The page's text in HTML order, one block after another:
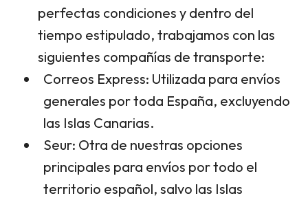
perfectas condiciones y dentro del
tiempo estipulado, trabajamos con las
siguientes compañías de transporte:
Correos Express: Utilizada para envíos
generales por toda España, excluyendo
las Islas Canarias.
Seur: Otra de nuestras opciones
principales para envíos por todo el
territorio español, salvo las Islas